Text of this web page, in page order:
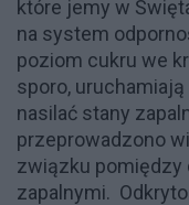
które jemy w
na system
poziom cukru we
sporo,
nasilać stany
przeprowadzono
związku pomiędzy
zapalnymi.